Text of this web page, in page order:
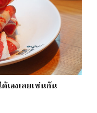
เองเลยเช่นกัน